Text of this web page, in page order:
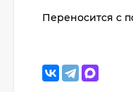
Переносится с